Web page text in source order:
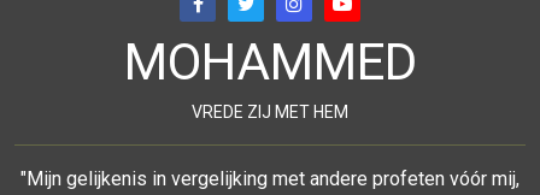
MOHAMMED
VREDE ZIJ MET HEM
"Mijn gelijkenis in vergelijking met andere profeten vóór mij,